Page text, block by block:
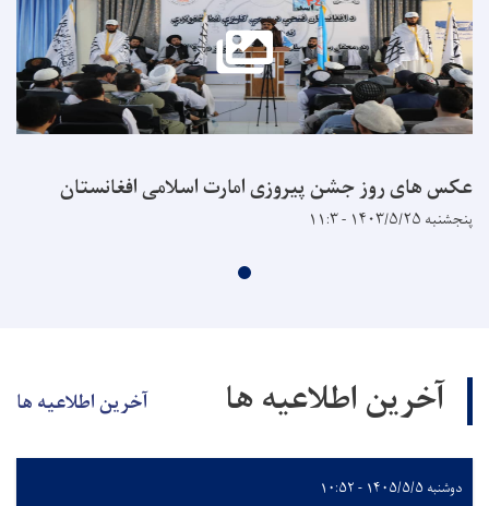
عکس های روز جشن پیروزی امارت اسلامی افغانستان
پنجشنبه ۱۴۰۳/۵/۲۵ - ۱۱:۳
آخرین اطلاعیه ها آخرین اطلاعیه ها
دوشنبه ۱۴۰۵/۵/۵ - ۱۰:۵۲